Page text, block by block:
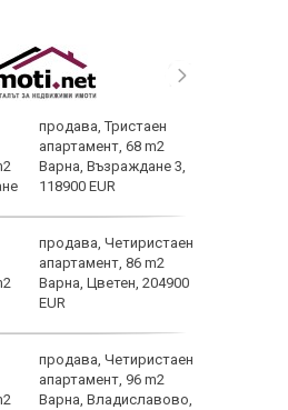
продава, Тристаен
апартамент, 68 m2
Варна, Възраждане 3,
118900 EUR
продава, Четиристаен
апартамент, 86 m2
Варна, Цветен, 204900
EUR
продава, Четиристаен
апартамент, 96 m2
Варна, Владиславово,